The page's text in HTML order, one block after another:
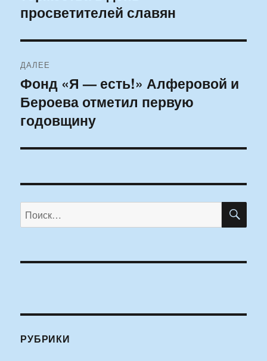
просветителей славян
ДАЛЕЕ
Следующая
запись:
Фонд «Я — есть!» Алферовой и
Бероева отметил первую
годовщину
Искать:
РУБРИКИ